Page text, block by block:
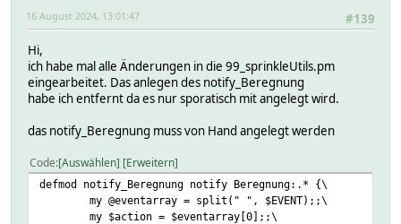
#139
16 August 2024, 13:01:47
Hi,
ich habe mal alle Änderungen in die 99_sprinkleUtils.pm
eingearbeitet. Das anlegen des notify_Beregnung
habe ich entfernt da es nur sporatisch mit angelegt wird.
das notify_Beregnung muss von Hand angelegt werden
Code Auswählen Erweitern
defmod notify_Beregnung notify Beregnung:.* {\
my @eventarray = split(" ", $EVENT);;\
my $action = $eventarray[0];;\